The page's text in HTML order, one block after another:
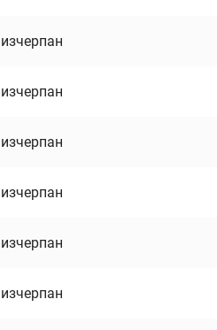
изчерпан
изчерпан
изчерпан
изчерпан
изчерпан
изчерпан